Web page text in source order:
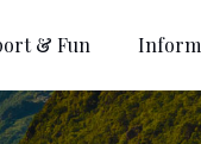
& Fun